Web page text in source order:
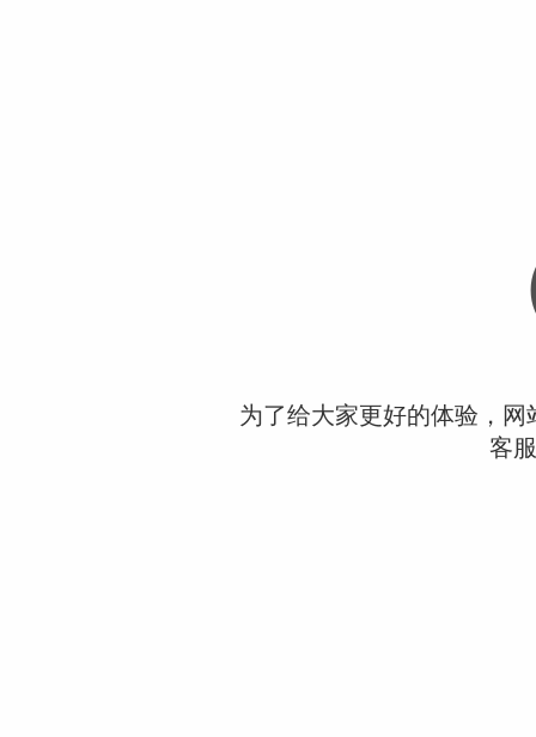
为了给大家更好的体验，
客